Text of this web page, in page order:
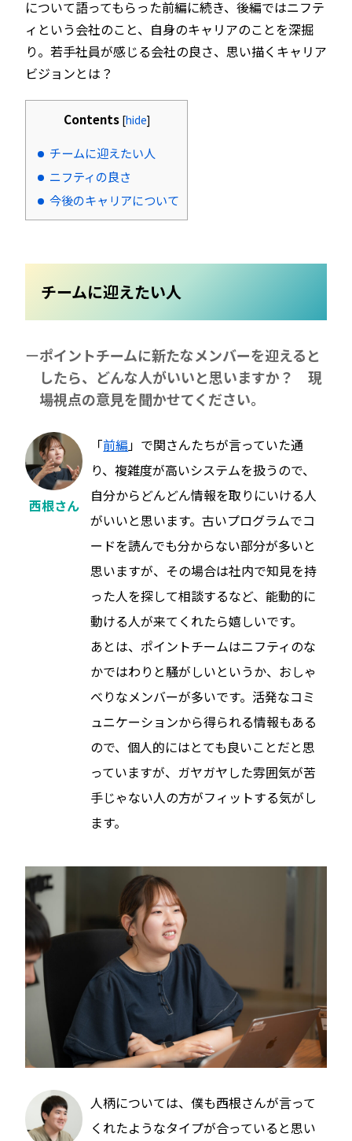
について語ってもらった前編に続き、後編ではニフテ
ィという会社のこと、自身のキャリアのことを深掘
り。若手社員が感じる会社の良さ、思い描くキャリア
ビジョンとは？
Contents [hide]
チームに迎えたい人
ニフティの良さ
今後のキャリアについて
チームに迎えたい人
ポイントチームに新たなメンバーを迎えると
したら、どんな人がいいと思いますか？ 現
場視点の意見を聞かせてください。
西根さん
「前編」で関さんたちが言っていた通
り、複雑度が高いシステムを扱うので、
自分からどんどん情報を取りにいける人
がいいと思います。古いプログラムでコ
ードを読んでも分からない部分が多いと
思いますが、その場合は社内で知見を持
った人を探して相談するなど、能動的に
動ける人が来てくれたら嬉しいです。
あとは、ポイントチームはニフティのな
かではわりと騒がしいというか、おしゃ
べりなメンバーが多いです。活発なコミ
ュニケーションから得られる情報もある
ので、個人的にはとても良いことだと思
っていますが、ガヤガヤした雰囲気が苦
手じゃない人の方がフィットする気がし
ます。
人柄については、僕も西根さんが言って
くれたようなタイプが合っていると思い